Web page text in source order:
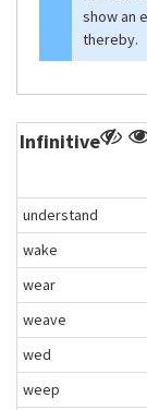
show an
thereby.
Infinitive
understand
wake
wear
weave
wed
weep